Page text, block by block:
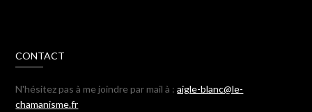
CONTACT
N'hésitez pas à me joindre par mail à :aigle-blanc@le-
chamanisme.fr